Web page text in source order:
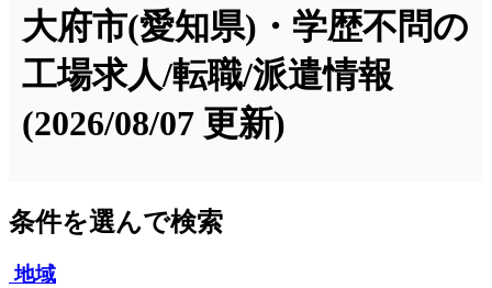
大府市(愛知県)・学歴不問の
工場求人/転職/派遣情報
(2026/08/07 更新)
条件を選んで検索
地域